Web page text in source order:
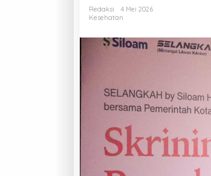
PKK
Dan
RS.Siloam
Redaksi
4 Mei 2026
Kesehatan